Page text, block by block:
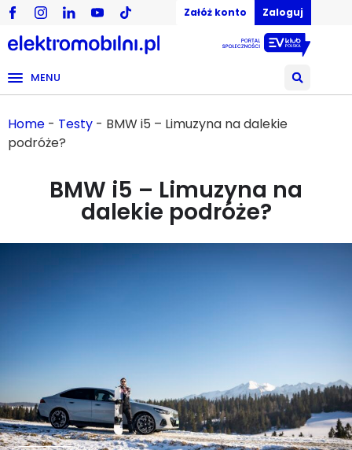
Załóż konto Zaloguj
MENU
Home - Testy - BMW i5 – Limuzyna na dalekie
podróże?
BMW i5 – Limuzyna na
dalekie podróże?